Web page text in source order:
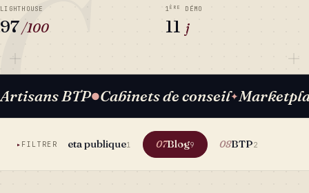
LIGHTHOUSE
97/100
1ÈRE DÉMO
11 j
Artisans BTP●Cabinets de conseil✦
FILTRER
10 06 Beta publique1 07Blog9 08BTP2